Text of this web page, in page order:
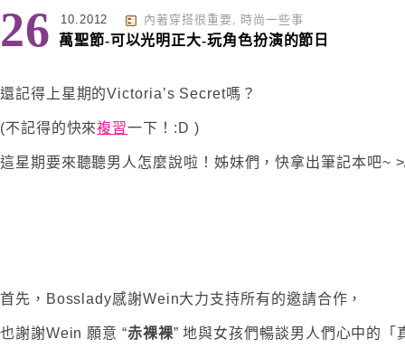
26 10.2012 內著穿搭很重要, 時尚一些事
萬聖節-可以光明正大-玩角色扮演的節日
還記得上星期的Victoria’s Secret嗎？
(不記得的快來複習一下！:D )
這星期要來聽聽男人怎麼說啦！姊妹們，快拿出筆記本吧~
首先，Bosslady感謝Wein大力支持所有的邀請合作，
也謝謝Wein 願意 “赤裸裸” 地與女孩們暢談男人們心中的「